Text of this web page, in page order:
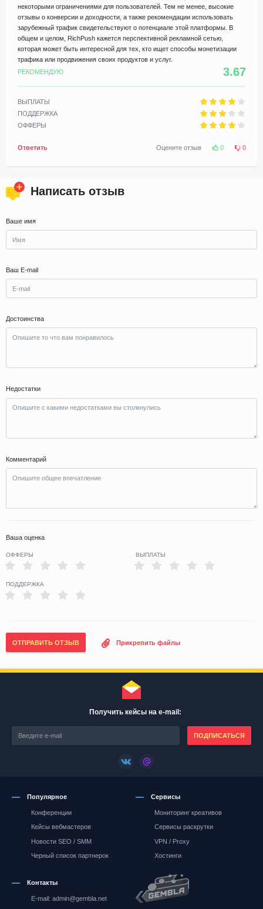
некоторыми ограничениями для пользователей. Тем не менее, высокие
отзывы о конверсии и доходности, а также рекомендации использовать
зарубежный трафик свидетельствуют о потенциале этой платформы. В
общем и целом, RichPush кажется перспективной рекламной сетью,
которая может быть интересной для тех, кто ищет способы монетизации
трафика или продвижения своих продуктов и услуг.
РЕКОМЕНДУЮ
3.67
ВЫПЛАТЫ
ПОДДЕРЖКА
ОФФЕРЫ
Ответить Оцените отзыв 0 0
Написать отзыв
Ваше имя
Ваш E-mail
Достоинства
Недостатки
Комментарий
Ваша оценка
ОФФЕРЫ ВЫПЛАТЫ
ПОДДЕРЖКА
ОТПРАВИТЬ ОТЗЫВ Прикрепить файлы
Получить кейсы на e-mail:
ПОДПИСАТЬСЯ
Популярное
Конференции
Кейсы вебмастеров
Новости SEO / SMM
Черный список партнерок
Сервисы
Мониторинг креативов
Сервисы раскрутки
VPN / Proxy
Хостинги
Контакты
E-mail: admin@gembla.net